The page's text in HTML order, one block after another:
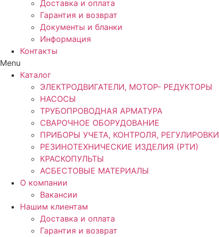
Доставка и оплата
Гарантия и возврат
Документы и бланки
Информация
Контакты
Menu
Каталог
ЭЛЕКТРОДВИГАТЕЛИ, МОТОР- РЕДУКТОРЫ
НАСОСЫ
ТРУБОПРОВОДНАЯ АРМАТУРА
СВАРОЧНОЕ ОБОРУДОВАНИЕ
ПРИБОРЫ УЧЕТА, КОНТРОЛЯ, РЕГУЛИРОВКИ
РЕЗИНОТЕХНИЧЕСКИЕ ИЗДЕЛИЯ (РТИ)
КРАСКОПУЛЬТЫ
АСБЕСТОВЫЕ МАТЕРИАЛЫ
О компании
Вакансии
Нашим клиентам
Доставка и оплата
Гарантия и возврат